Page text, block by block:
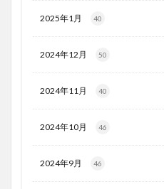
2025年1月 40
2024年12月 50
2024年11月 40
2024年10月 46
2024年9月 46